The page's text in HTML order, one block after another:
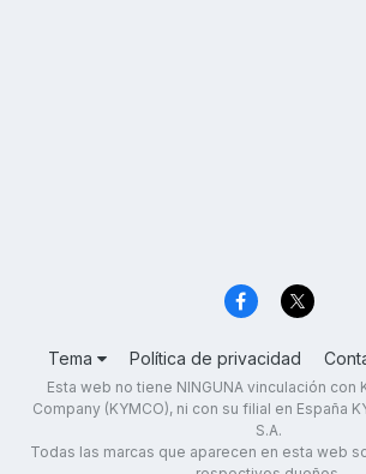
Tema Política de privacidad
Esta web no tiene NINGUNA vinculación con
Company (KYMCO), ni con su filial en España
S.A.
Todas las marcas que aparecen en esta web